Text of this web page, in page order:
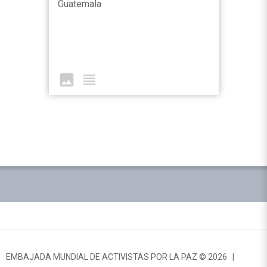
Guatemala
image view_headline
EMBAJADA MUNDIAL DE ACTIVISTAS POR LA PAZ © 2026 |